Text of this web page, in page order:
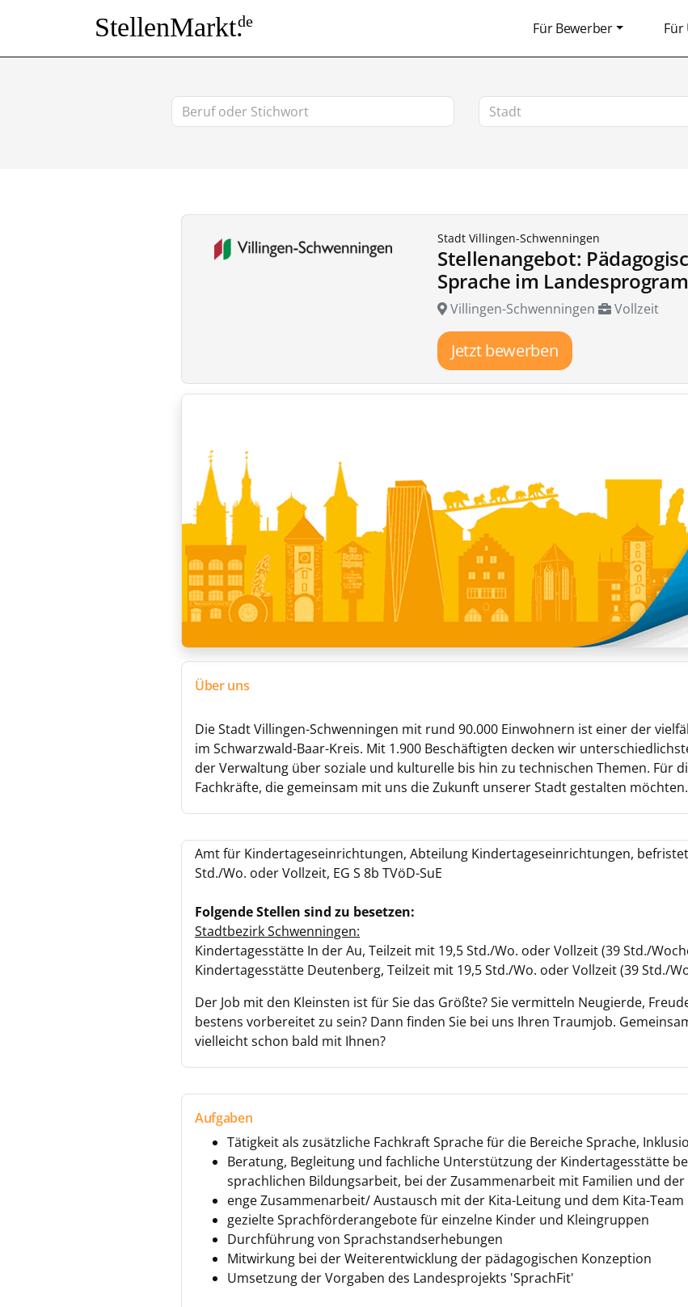
StellenMarkt.de Für Bewerber Für
Stadt Villingen-Schwenningen
Stellenangebot:
Sprache im
Villingen-Schwenningen Vollzeit
Jetzt bewerben
Über uns
Die Stadt Villingen-Schwenningen mit rund 90.000 Einwohnern ist einer der
im Schwarzwald-Baar-Kreis. Mit 1.900 Beschäftigten decken wir
der Verwaltung über soziale und kulturelle bis hin zu technischen Themen. Für
Fachkräfte, die gemeinsam mit uns die Zukunft unserer Stadt gestalten möchten.
Amt für Kindertageseinrichtungen, Abteilung Kindertageseinrichtungen,
Std./Wo. oder Vollzeit, EG S 8b TVöD-SuE
Folgende Stellen sind zu besetzen:
Stadtbezirk Schwenningen:
Kindertagesstätte In der Au, Teilzeit mit 19,5 Std./Wo. oder Vollzeit (39 Std./
Kindertagesstätte Deutenberg, Teilzeit mit 19,5 Std./Wo. oder Vollzeit (39 Std./
Der Job mit den Kleinsten ist für Sie das Größte? Sie vermitteln Neugierde,
bestens vorbereitet zu sein? Dann finden Sie bei uns Ihren Traumjob.
vielleicht schon bald mit Ihnen?
Aufgaben
Tätigkeit als zusätzliche Fachkraft Sprache für die Bereiche Sprache,
Beratung, Begleitung und fachliche Unterstützung der Kindertagesstätte
sprachlichen Bildungsarbeit, bei der Zusammenarbeit mit Familien und der
enge Zusammenarbeit/ Austausch mit der Kita-Leitung und dem Kita-Team
gezielte Sprachförderangebote für einzelne Kinder und Kleingruppen
Durchführung von Sprachstandserhebungen
Mitwirkung bei der Weiterentwicklung der pädagogischen Konzeption
Umsetzung der Vorgaben des Landesprojekts 'SprachFit'